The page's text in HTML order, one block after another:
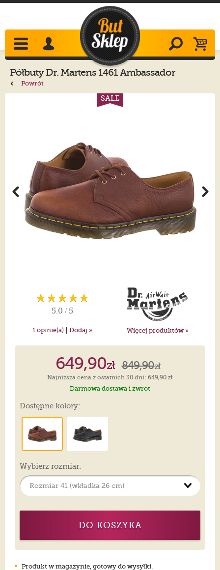
PółbutyDr. Martens 1461 Ambassador
Cashew 31992253
Powrót
SALE
5.0 / 5
1 opinie(a) | Dodaj » Więcej produktów »
649,90zł 849,90zł
Najniższa cena z ostatnich 30 dni: 649,90 zł
Darmowa dostawa i zwrot
Dostępne kolory:
Wybierz rozmiar:
DO KOSZYKA
Produkt w magazynie, gotowy do wysyłki.